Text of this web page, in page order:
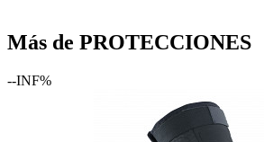
Más de PROTECCIONES
--INF%